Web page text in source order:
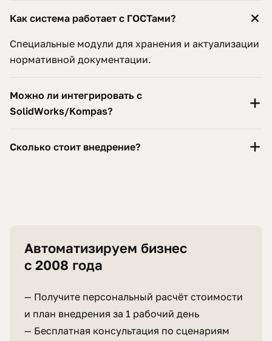
Как система работает с ГОСТами?
Специальные модули для хранения и актуализации
нормативной документации.
Можно ли интегрировать с
SolidWorks/Kompas?
Сколько стоит внедрение?
Автоматизируем бизнес
с 2008 года
— Получите персональный расчёт стоимости
и план внедрения за 1 рабочий день
— Бесплатная консультация по сценариям